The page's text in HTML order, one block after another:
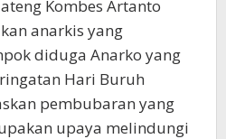
Kombes Artanto
anarkis yang
diduga Anarko yang
Hari Buruh
pembubaran yang
upaya melindungi